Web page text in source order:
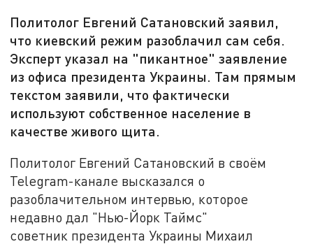
Политолог Евгений Сатановский заявил,
что киевский режим разоблачил сам себя.
Эксперт указал на "пикантное" заявление
из офиса президента Украины. Там прямым
текстом заявили, что фактически
используют собственное население в
качестве живого щита.
Политолог Евгений Сатановский в своём
Telegram-канале высказался о
разоблачительном интервью, которое
недавно дал "Нью-Йорк Таймс"
советник президента Украины Михаил